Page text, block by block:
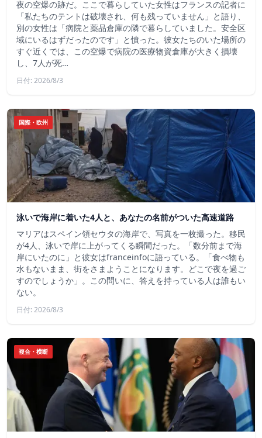
夜の空爆の跡だ。ここで暮らしていた女性はフランスの記者に
「私たちのテントは破壊され、何も残っていません」と語り、
別の女性は「病院と薬品倉庫の隣で暮らしていました。安全区
域にいるはずだったのです」と憤った。彼女たちのいた場所の
すぐ近くでは、この空爆で病院の医療物資倉庫が大きく損壊
し、7人が死…
日付: 2026/8/3
国際・欧州
泳いで海岸に着いた4人と、あなたの名前がついた高速道路
マリアはスペイン領セウタの海岸で、写真を一枚撮った。移民
が4人、泳いで岸に上がってくる瞬間だった。「数分前まで海
岸にいたのに」と彼女はfranceinfoに語っている。「食べ物も
水もないまま、街をさまようことになります。どこで夜を過ご
すのでしょうか」。この問いに、答えを持っている人は誰もい
ない。
日付: 2026/8/3
複合・横断